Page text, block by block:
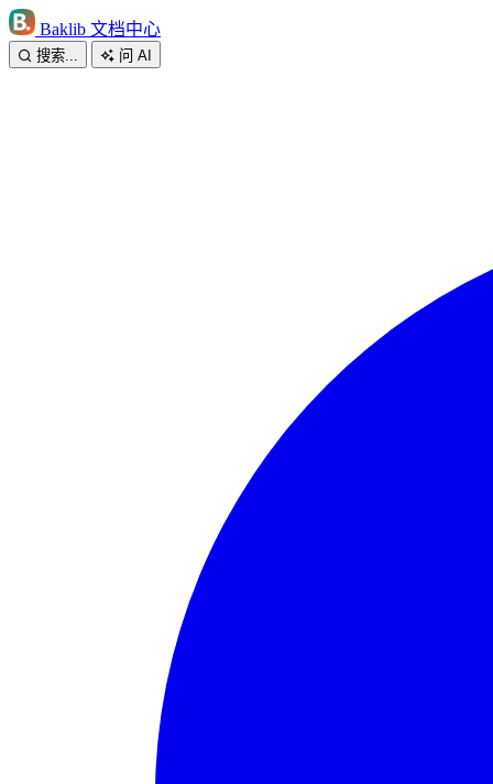
Baklib 文档中心
搜索... 问 AI